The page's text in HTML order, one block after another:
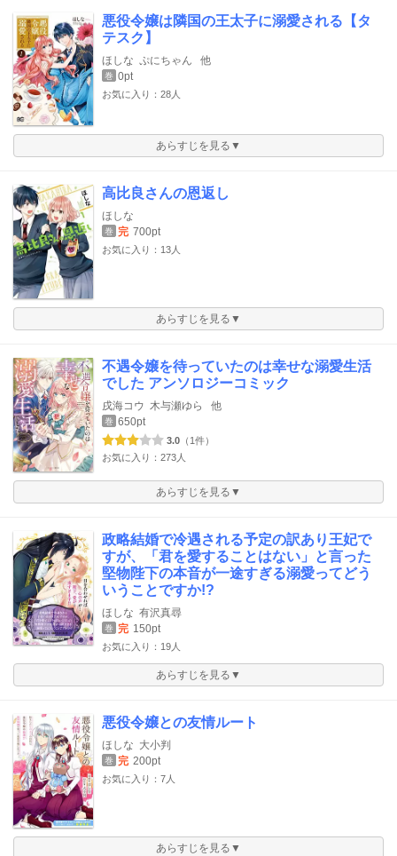
悪役令嬢は隣国の王太子に溺愛される【タ
テスク】
ほしな ぷにちゃん 他
巻 0pt
お気に入り：28人
あらすじを見る▼
高比良さんの恩返し
ほしな
巻 完 700pt
お気に入り：13人
あらすじを見る▼
不遇令嬢を待っていたのは幸せな溺愛生活
でした アンソロジーコミック
戌海コウ 木与瀬ゆら 他
巻 650pt
3.0 （1件）
お気に入り：273人
あらすじを見る▼
政略結婚で冷遇される予定の訳あり王妃で
すが、「君を愛することはない」と言った
堅物陛下の本音が一途すぎる溺愛ってどう
いうことですか!?
ほしな 有沢真尋
巻 完 150pt
お気に入り：19人
あらすじを見る▼
悪役令嬢との友情ルート
ほしな 大小判
巻 完 200pt
お気に入り：7人
あらすじを見る▼